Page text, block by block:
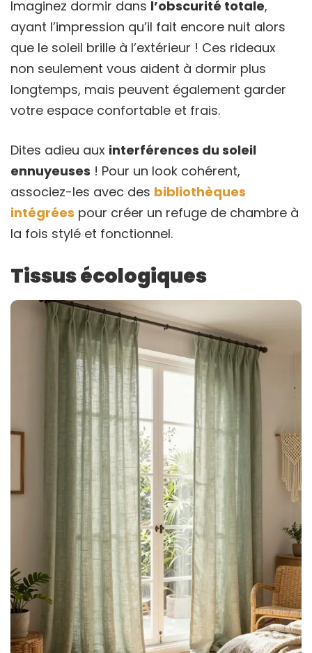
Imaginez dormir dans l’obscurité totale,
ayant l’impression qu’il fait encore nuit alors
que le soleil brille à l’extérieur ! Ces rideaux
non seulement vous aident à dormir plus
longtemps, mais peuvent également garder
votre espace confortable et frais.
Dites adieu aux interférences du soleil
ennuyeuses ! Pour un look cohérent,
associez-les avec des bibliothèques
intégrées pour créer un refuge de chambre à
la fois stylé et fonctionnel.
Tissus écologiques